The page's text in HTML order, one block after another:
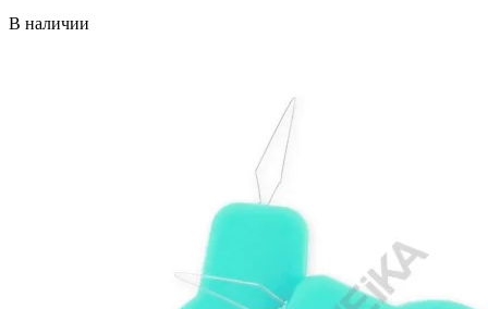
В наличии